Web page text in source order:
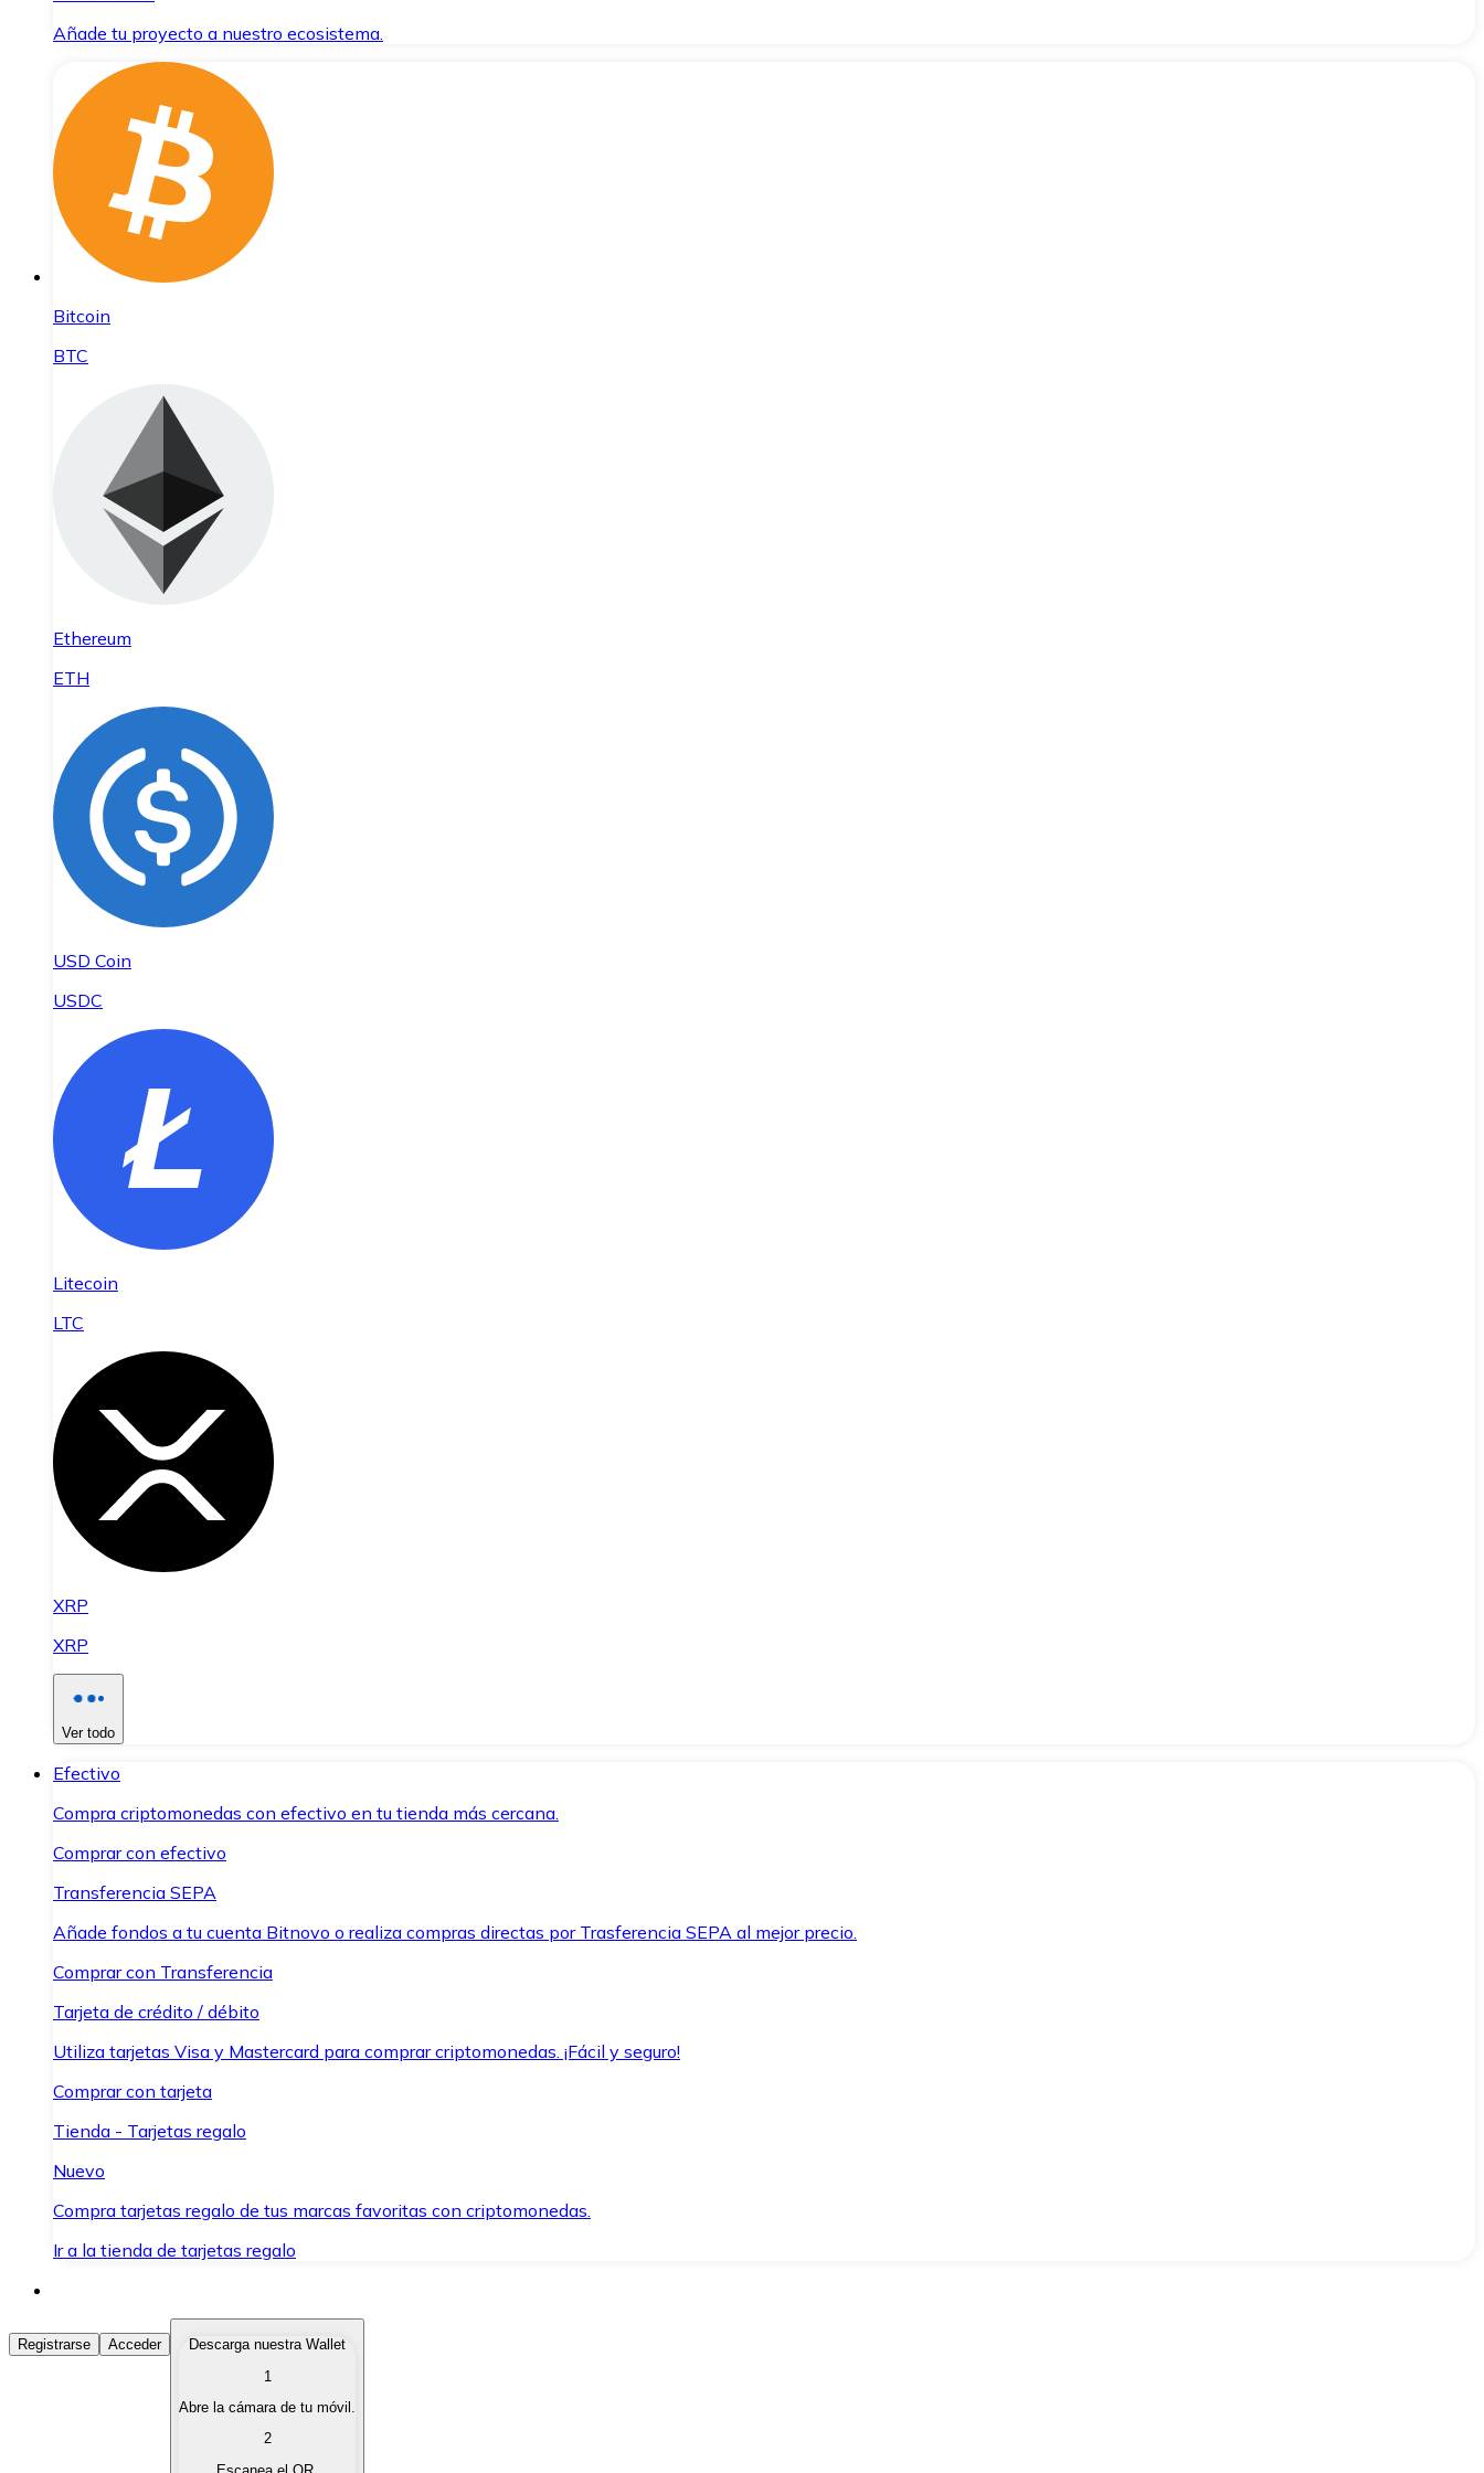
Añade tu proyecto a nuestro ecosistema.
Bitcoin
BTC
Ethereum
ETH
USD Coin
USDC
Litecoin
LTC
XRP
XRP
Ver todo
Efectivo
Compra criptomonedas con efectivo en tu tienda más cercana.
Comprar con efectivo
Transferencia SEPA
Añade fondos a tu cuenta Bitnovo o realiza compras directas por Trasferencia SEPA al mejor precio.
Comprar con Transferencia
Tarjeta de crédito / débito
Utiliza tarjetas Visa y Mastercard para comprar criptomonedas. ¡Fácil y seguro!
Comprar con tarjeta
Tienda - Tarjetas regalo
Nuevo
Compra tarjetas regalo de tus marcas favoritas con criptomonedas.
Ir a la tienda de tarjetas regalo
Comprar Criptomonedas
Compra criptomonedas con diferentes métodos de pago.
Vende tus criptomonedas de forma rápida y segura.
Registrarse Acceder
Descarga nuestra Wallet
1
Abre la cámara de tu móvil.
2